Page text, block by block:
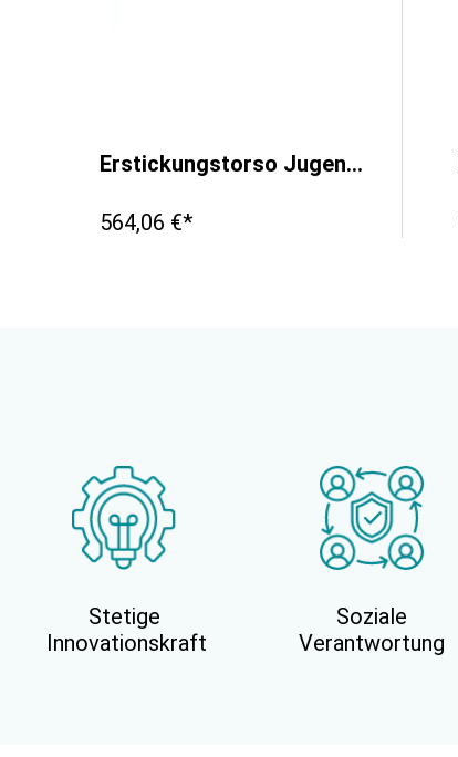
Erstickungstorso Jugendlicher
564,06 €*
Stetige
Innovationskraft
Soziale
Verantwortung